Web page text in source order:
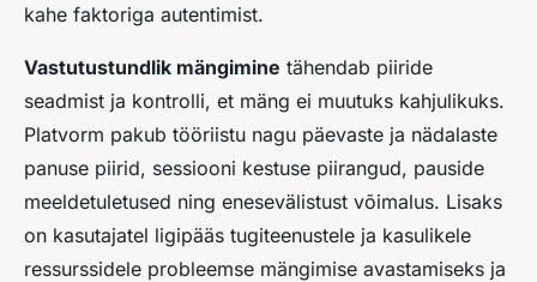
kahe faktoriga autentimist.
Vastutustundlik mängimine tähendab piiride
seadmist ja kontrolli, et mäng ei muutuks kahjulikuks.
Platvorm pakub tööriistu nagu päevaste ja nädalaste
panuse piirid, sessiooni kestuse piirangud, pauside
meeldetuletused ning enesevälistust võimalus. Lisaks
on kasutajatel ligipääs tugiteenustele ja kasulikele
ressurssidele probleemse mängimise avastamiseks ja